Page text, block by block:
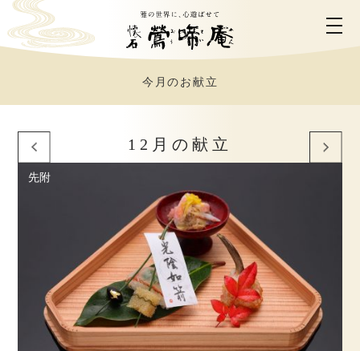
ホーム
鶯啼庵について
お料理のご案内
お部屋のご案内
ご利用シーン
営業時間・アクセス
今月のお献立
12月の献立
先附